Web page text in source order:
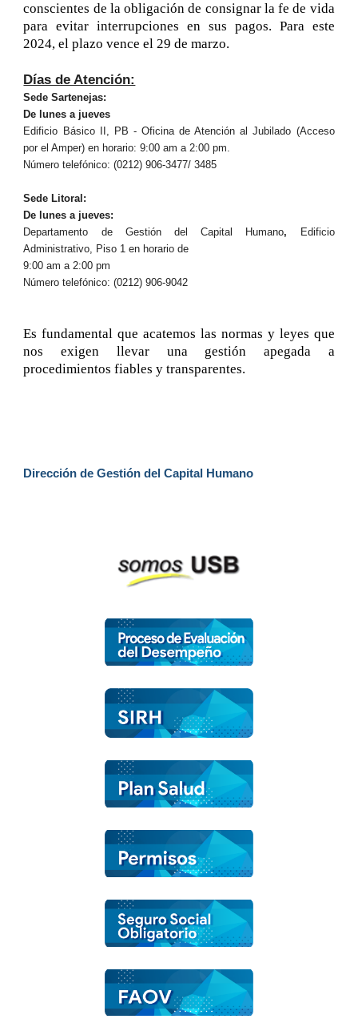
conscientes de la obligación de consignar la fe de vida
para evitar interrupciones en sus pagos. Para este
2024, el plazo vence el 29 de marzo.
Días de Atención:
Sede Sartenejas:
De lunes a jueves
Edificio Básico II, PB - Oficina de Atención al Jubilado (Acceso
por el Amper) en horario: 9:00 am a 2:00 pm.
Número telefónico: (0212) 906-3477/ 3485
Sede Litoral:
De lunes a jueves:
Departamento de Gestión del Capital Humano,
Edificio
Administrativo, Piso 1 en horario de
9:00 am a 2:00 pm
Número telefónico: (0212) 906-9042
Es fundamental que acatemos las normas y leyes que
nos exigen llevar una gestión apegada a
procedimientos fiables y transparentes.
Dirección de Gestión del Capital Humano